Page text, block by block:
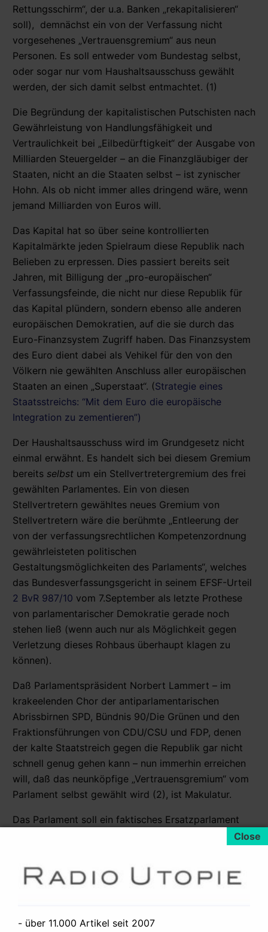
Rettungsschirm“, der u.a. Banken „rekapitalisieren“
soll), demnächst ein von der Verfassung nicht
vorgesehenes „Vertrauensgremium“ aus neun
Personen. Es soll entweder vom Bundestag selbst,
oder sogar nur vom Haushaltsausschuss gewählt
werden, der sich damit selbst entmachtet. (1)
Die Begründung der kapitalistischen Putschisten nach
Gewährleistung von Handlungsfähigkeit und
Vertraulichkeit bei „Eilbedürftigkeit“ der Ausgabe von
Milliarden Steuergelder – an die Finanzgläubiger der
Staaten, nicht an die Staaten selbst – ist zynischer
Hohn. Als ob nicht immer alles dringend wäre, wenn
jemand Milliarden von Euros will.
Das Kapital hat so über seine kontrollierten
Kapitalmärkte jeden Spielraum diese Republik nach
Belieben zu erpressen. Dies passiert bereits seit
Jahren, mit Billigung der „pro-europäischen“
Verfassungsfeinde, die nicht nur diese Republik für
das Kapital plündern, sondern ebenso alle anderen
europäischen Demokratien, auf die sie durch das
Euro-Finanzsystem Zugriff haben. Das Finanzsystem
des Euro dient dabei als Vehikel für den von den
Völkern nie gewählten Anschluss aller europäischen
Staaten an einen „Superstaat“. (Strategie eines
Staatsstreichs: “Mit dem Euro die europäische
Integration zu zementieren”)
Der Haushaltsausschuss wird im Grundgesetz nicht
einmal erwähnt. Es handelt sich bei diesem Gremium
bereits selbst um ein Stellvertretergremium des frei
gewählten Parlamentes. Ein von diesen
Stellvertretern gewähltes neues Gremium von
Stellvertretern wäre die berühmte „Entleerung der
von der verfassungsrechtlichen Kompetenzordnung
gewährleisteten politischen
Gestaltungsmöglichkeiten des Parlaments“, welches
das Bundesverfassungsgericht in seinem EFSF-Urteil
2 BvR 987/10 vom 7.September als letzte Prothese
von parlamentarischer Demokratie gerade noch
stehen ließ (wenn auch nur als Möglichkeit gegen
Verletzung dieses Rohbaus überhaupt klagen zu
können).
Daß Parlamentspräsident Norbert Lammert – im
krakeelenden Chor der antiparlamentarischen
Abrissbirnen SPD, Bündnis 90/Die Grünen und den
Fraktionsführungen von CDU/CSU und FDP, denen
der kalte Staatstreich gegen die Republik gar nicht
schnell genug gehen kann – nun immerhin erreichen
will, daß das neunköpfige „Vertrauensgremium“ vom
Parlament selbst gewählt wird (2), ist Makulatur.
Das Parlament soll ein faktisches Ersatzparlament
erpressen – damit dieses dann vollends geheim und
von der Öffentlichkeit abgeschirmt über Gelder in
transstaatlichen Organisationen wie „Internationalem
- über 11.000 Artikel seit 2007